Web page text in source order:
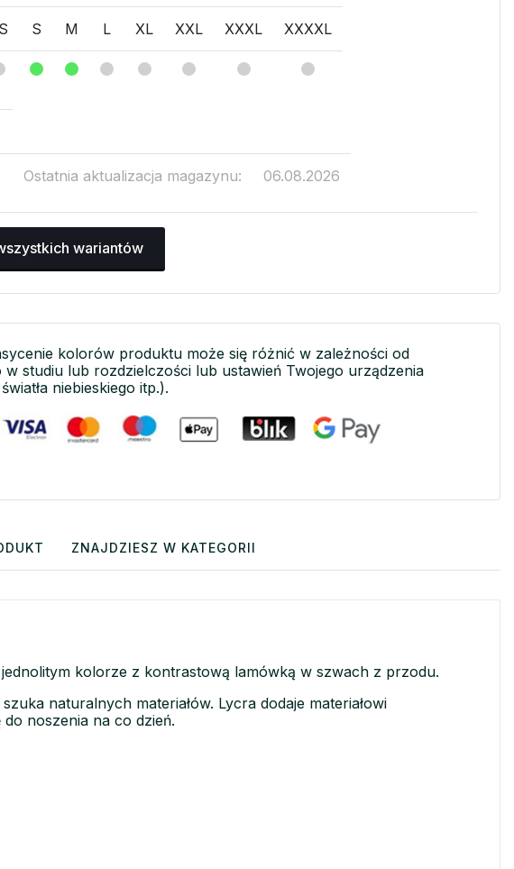
S M L XL XXL XXXL XXXXL
Ostatnia aktualizacja magazynu: 06.08.2026
wariantów
kolorów produktu może się różnić w zależności od
w studiu lub rozdzielczości lub ustawień Twojego urządzenia
niebieskiego itp.).
ZNAJDZIESZ W KATEGORII
kolorze z kontrastową lamówką w szwach z przodu.
naturalnych materiałów. Lycra dodaje materiałowi
noszenia na co dzień.